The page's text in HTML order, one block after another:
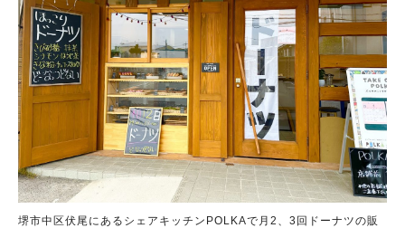
堺市中区伏尾にあるシェアキッチンPOLKAで月2、3回ドーナツの販